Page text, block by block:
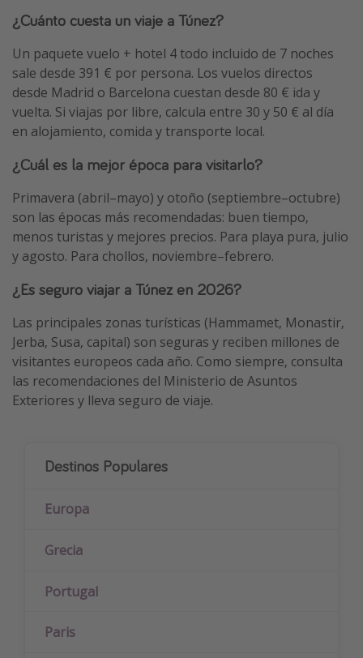
¿Cuánto cuesta un viaje a Túnez?
Un paquete vuelo + hotel 4 todo incluido de 7 noches
sale desde 391 € por persona. Los vuelos directos
desde Madrid o Barcelona cuestan desde 80 € ida y
vuelta. Si viajas por libre, calcula entre 30 y 50 € al día
en alojamiento, comida y transporte local.
¿Cuál es la mejor época para visitarlo?
Primavera (abril–mayo) y otoño (septiembre–octubre)
son las épocas más recomendadas: buen tiempo,
menos turistas y mejores precios. Para playa pura, julio
y agosto. Para chollos, noviembre–febrero.
¿Es seguro viajar a Túnez en 2026?
Las principales zonas turísticas (Hammamet, Monastir,
Jerba, Susa, capital) son seguras y reciben millones de
visitantes europeos cada año. Como siempre, consulta
las recomendaciones del Ministerio de Asuntos
Exteriores y lleva seguro de viaje.
Destinos Populares
Europa
Grecia
Portugal
Paris